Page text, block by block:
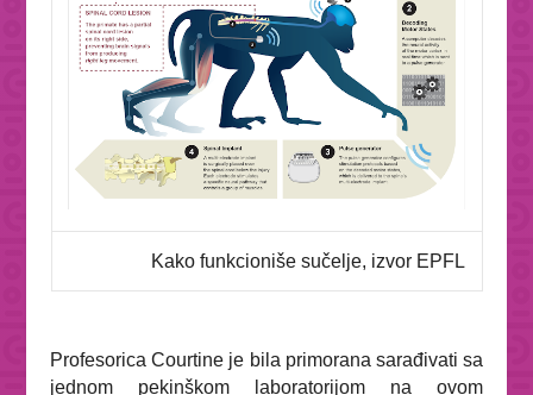
Kako funkcioniše sučelje, izvor EPFL
Profesorica Courtine je bila primorana sarađivati sa
jednom pekinškom laboratorijom na ovom